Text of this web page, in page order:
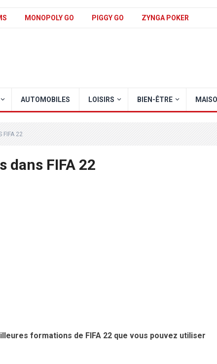
MONOPOLY GO PIGGY GO ZYNGA POKER
AUTOMOBILES LOISIRS BIEN-ÊTRE
FIFA 22
dans FIFA 22
formations de FIFA 22 que vous pouvez utiliser